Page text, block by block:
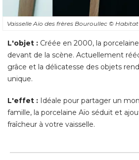
Vaisselle Aïo des frères Bouroullec © Habitat
L'objet : Créée en 2000, la
devant de la scène. Actuellement
grâce et la délicatesse des objets
unique.
L'effet : Idéale pour partager un
famille, la porcelaine Aïo séduit et
fraîcheur à votre vaisselle.